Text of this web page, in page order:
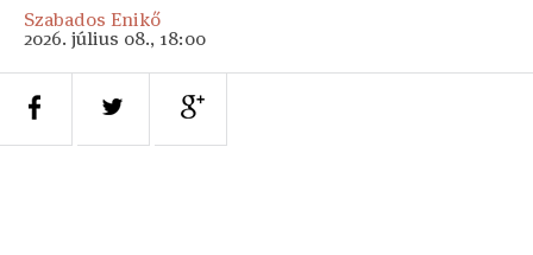
Szabados Enikő
2026. július 08., 18:00